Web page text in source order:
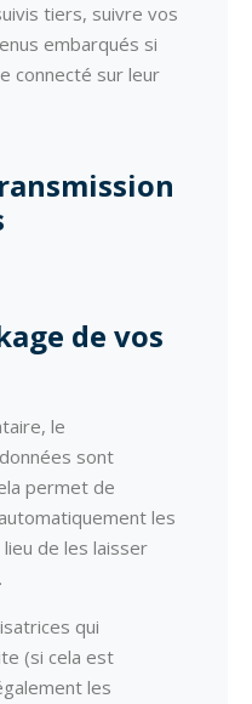
tiers, suivre vos
embarqués si
connecté sur leur
de vos
le
sont
permet de
les
de les laisser
qui
(si cela est
les